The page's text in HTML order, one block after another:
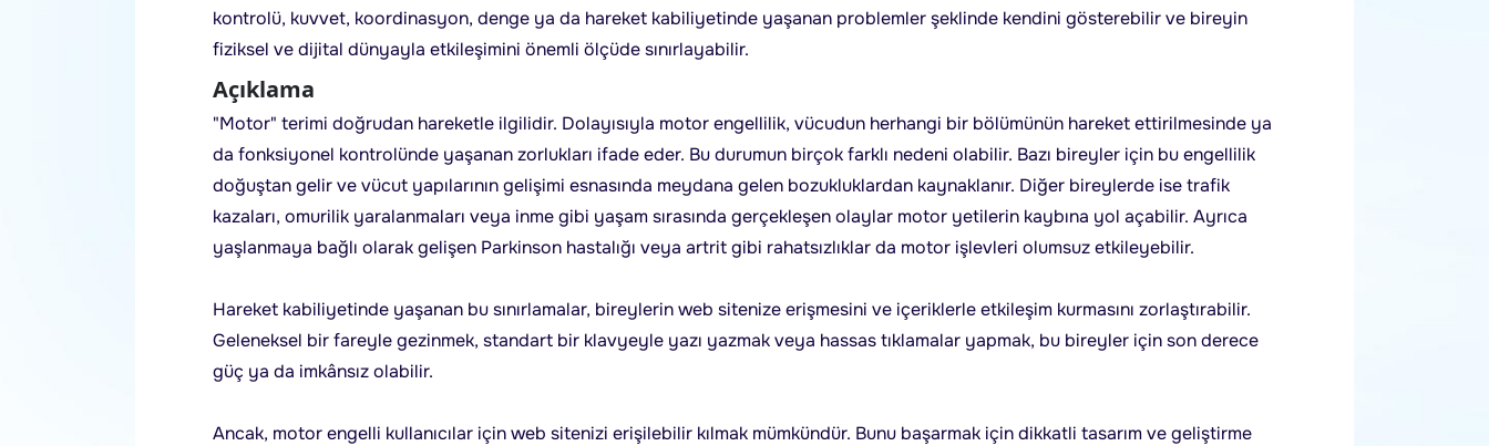
kontrolü, kuvvet, koordinasyon, denge ya da hareket kabiliyetinde yaşanan problemler şeklinde kendini gösterebilir ve bireyin
fiziksel ve dijital dünyayla etkileşimini önemli ölçüde sınırlayabilir.
Açıklama
"Motor" terimi doğrudan hareketle ilgilidir. Dolayısıyla motor engellilik, vücudun herhangi bir bölümünün hareket ettirilmesinde ya
da fonksiyonel kontrolünde yaşanan zorlukları ifade eder. Bu durumun birçok farklı nedeni olabilir. Bazı bireyler için bu engellilik
doğuştan gelir ve vücut yapılarının gelişimi esnasında meydana gelen bozukluklardan kaynaklanır. Diğer bireylerde ise trafik
kazaları, omurilik yaralanmaları veya inme gibi yaşam sırasında gerçekleşen olaylar motor yetilerin kaybına yol açabilir. Ayrıca
yaşlanmaya bağlı olarak gelişen Parkinson hastalığı veya artrit gibi rahatsızlıklar da motor işlevleri olumsuz etkileyebilir.
Hareket kabiliyetinde yaşanan bu sınırlamalar, bireylerin web sitenize erişmesini ve içeriklerle etkileşim kurmasını zorlaştırabilir.
Geleneksel bir fareyle gezinmek, standart bir klavyeyle yazı yazmak veya hassas tıklamalar yapmak, bu bireyler için son derece
güç ya da imkânsız olabilir.
Ancak, motor engelli kullanıcılar için web sitenizi erişilebilir kılmak mümkündür. Bunu başarmak için dikkatli tasarım ve geliştirme